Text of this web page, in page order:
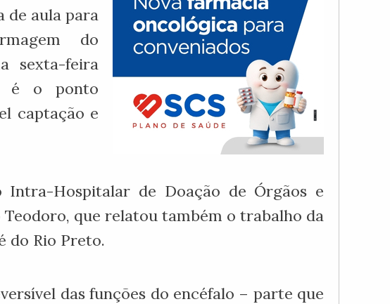
de aula para
do
sexta-feira
é o ponto
captação e
Intra-Hospitalar de Doação de Órgãos e
que relatou também o trabalho da
do Rio Preto.
das funções do encéfalo – parte que